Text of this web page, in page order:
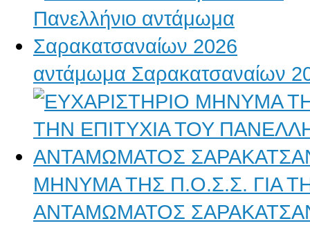
αντάμωμα Σαρακατσαναίων
ΜΗΝΥΜΑ ΤΗΣ Π.Ο.Σ.Σ. ΓΙΑ
ΑΝΤΑΜΩΜΑΤΟΣ